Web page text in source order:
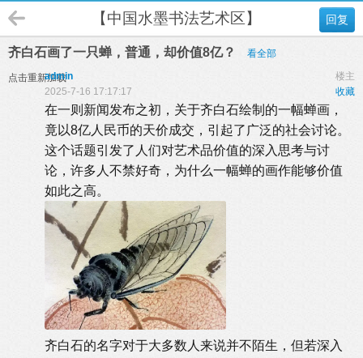
回复
【中国水墨书法艺术区】
齐白石画了一只蝉，普通，却价值8亿？ 看全部
点击重新加载 楼主
admin
收藏
2025-7-16 17:17:17
在一则新闻发布之初，关于齐白石绘制的一幅蝉画，
竟以8亿人民币的天价成交，引起了广泛的社会讨论。
这个话题引发了人们对艺术品价值的深入思考与讨
论，许多人不禁好奇，为什么一幅蝉的画作能够价值
如此之高。
齐白石的名字对于大多数人来说并不陌生，但若深入